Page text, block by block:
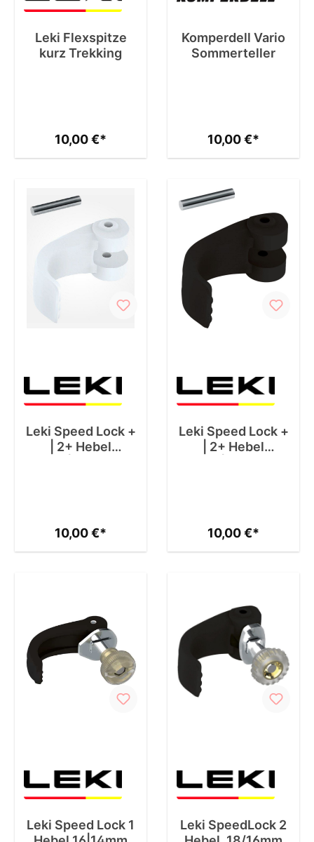
Leki Flexspitze
kurz Trekking
10,00 €*
Komperdell Vario
Sommerteller
10,00 €*
Leki Speed Lock +
| 2+ Hebel
10,00 €*
Leki Speed Lock +
| 2+ Hebel
10,00 €*
Leki Speed Lock 1
Leki SpeedLock 2